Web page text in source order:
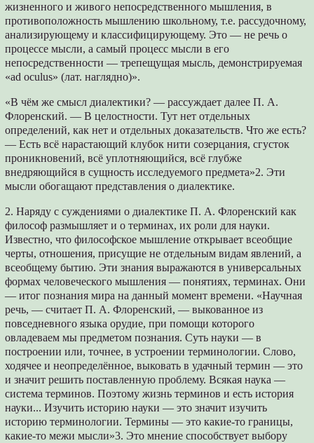
жизненного и живого непосредственного мышления, в
противоположность мышлению школьному, т.е. рассудочному,
анализирующему и классифицирующему. Это — не речь о
процессе мысли, а самый процесс мысли в егo
непосредственности — трепещущая мысль, демонстрируемая
«ad oculus» (лат. наглядно)».
«В чём же смысл диалектики? — рассуждает далее П. А.
Флоренский. — В целостности. Тут нет отдельных
определений, как нет и отдельных доказательств. Что же есть?
— Есть всё нарастающий клубок нити созерцания, сгусток
проникновений, всё уплотняющийся, всё глубже
внедряющийся в сущность исследуемого предмета»2. Эти
мысли обогащают представления о диалектике.
2. Наряду с суждениями о диалектике П. А. Флоренский как
философ размышляет и о терминах, их роли для науки.
Известно, что философское мышление открывает всеобщие
черты, отношения, присущие не отдельным видам явлений, а
всеобщему бытию. Эти знания выражаются в универсальных
формах человеческого мышления — понятиях, терминах. Они
— итог познания мира на данный момент времени. «Научная
речь, — считает П. А. Флоренский, — выкованное из
повседневного языка орудие, при помощи которого
овладеваем мы предметом познания. Суть науки — в
построении или, точнее, в устроении терминологии. Слово,
ходячее и неопределённое, выковать в удачный термин — это
и значит решить поставленную проблему. Всякая наука —
система терминов. Поэтому жизнь терминов и есть история
науки... Изучить историю науки — это значит изучить
историю терминологии. Термины — это какие-то границы,
какие-то межи мысли»3. Это мнение способствует выбору